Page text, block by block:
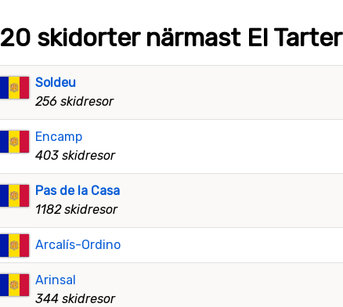
20 skidorter närmast El Tarter
Soldeu
256 skidresor
Encamp
403 skidresor
Pas de la Casa
1182 skidresor
Arcalís-Ordino
Arinsal
344 skidresor